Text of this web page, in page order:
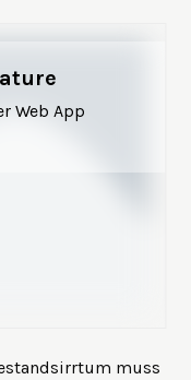
Web App
muss